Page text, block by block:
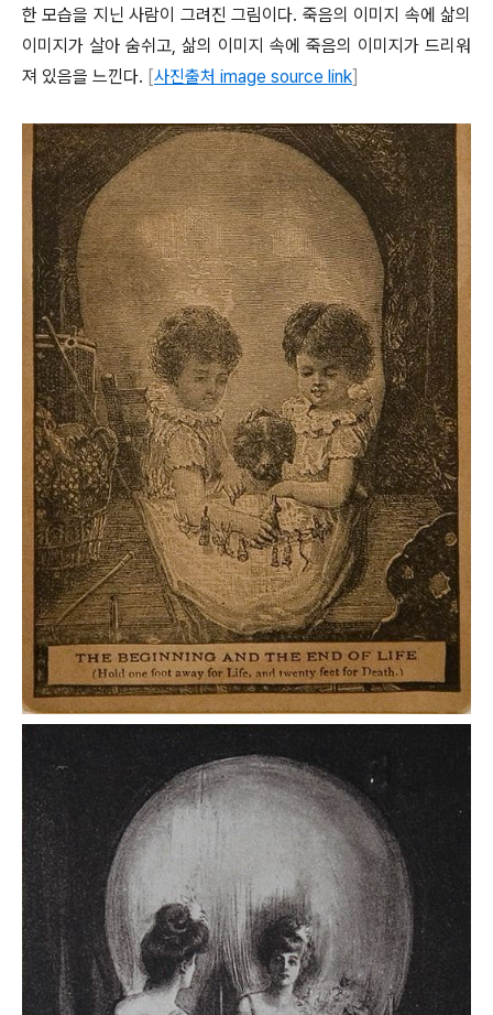
한 모습을 지닌 사람이 그려진 그림이다. 죽음의 이미지 속에 삶의
이미지가 살아 숨쉬고, 삶의 이미지 속에 죽음의 이미지가 드리워
져 있음을 느낀다. [사진출처 image source link]